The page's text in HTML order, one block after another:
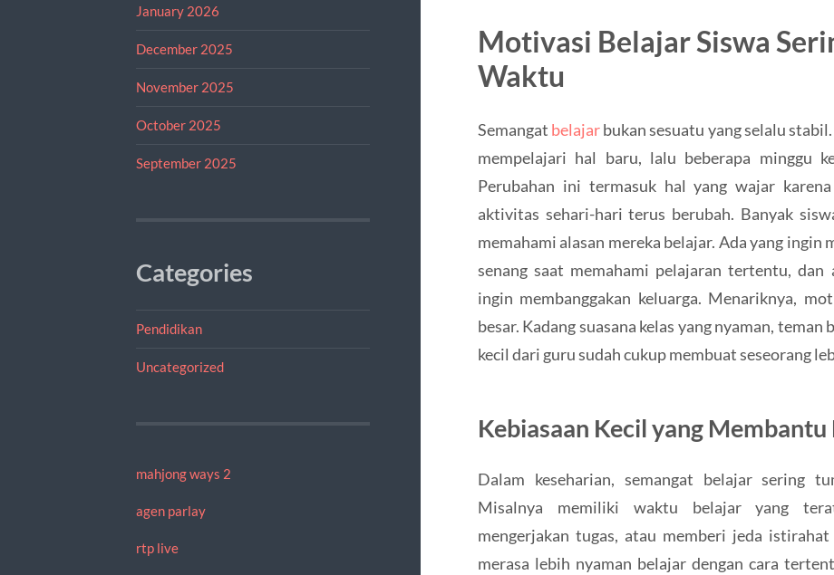
January 2026
December 2025
November 2025
October 2025
September 2025
Categories
Pendidikan
Uncategorized
mahjong ways 2
agen parlay
rtp live
Motivasi Belajar Siswa
Waktu
Semangat belajarbukan sesuatu yang selalu
mempelajari hal baru, lalu beberapa minggu
Perubahan ini termasuk hal yang wajar
aktivitas sehari-hari terus berubah. Banyak
memahami alasan mereka belajar. Ada yang ingin
senang saat memahami pelajaran tertentu,
ingin membanggakan keluarga. Menariknya,
besar. Kadang suasana kelas yang nyaman,
kecil dari guru sudah cukup membuat seseorang
Kebiasaan Kecil yang
Dalam keseharian, semangat belajar sering
Misalnya memiliki waktu belajar yang
mengerjakan tugas, atau memberi jeda
merasa lebih nyaman belajar dengan cara